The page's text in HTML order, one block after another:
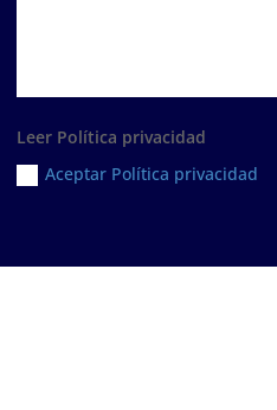
Leer Política privacidad
Aceptar Política privacidad